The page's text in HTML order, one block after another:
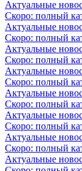
Актуальные
Скоро: полный
Актуальные
Скоро: полный
Актуальные
Скоро: полный
Актуальные
Скоро: полный
Актуальные
Скоро: полный
Актуальные
Скоро: полный
Актуальные
Скоро: полный
Актуальные